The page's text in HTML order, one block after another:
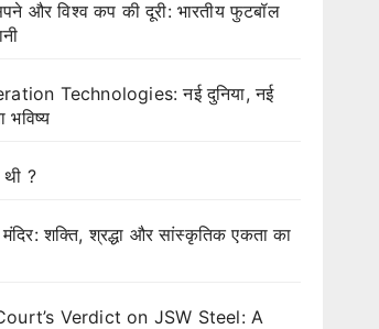
और विश्व कप की दूरी: भारतीय फुटबॉल
Technologies: नई दुनिया, नई
भविष्य
?
मंदिर: शक्ति, श्रद्धा और सांस्कृतिक एकता का
Verdict on JSW Steel: A